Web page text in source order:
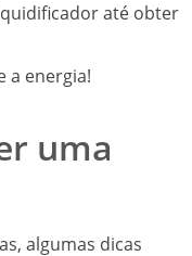
até obter
a energia!
uma
algumas dicas